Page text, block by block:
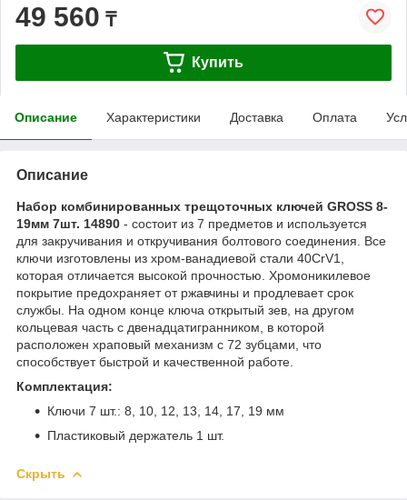
49 560 ₸
Купить
Описание Характеристики Доставка Оплата
Описание
Набор комбинированных трещоточных ключей GROSS 8-
19мм 7шт. 14890 - состоит из 7 предметов и используется
для закручивания и откручивания болтового соединения. Все
ключи изготовлены из хром-ванадиевой стали 40CrV1,
которая отличается высокой прочностью. Хромоникилевое
покрытие предохраняет от ржавчины и продлевает срок
службы. На одном конце ключа открытый зев, на другом
кольцевая часть с двенадцатигранником, в которой
расположен храповый механизм с 72 зубцами, что
способствует быстрой и качественной работе.
Комплектация:
Ключи 7 шт.: 8, 10, 12, 13, 14, 17, 19 мм
Пластиковый держатель 1 шт.
Скрыть